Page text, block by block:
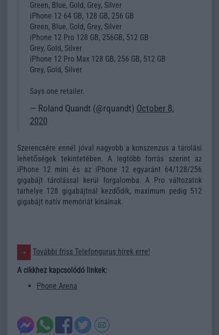
Green, Blue, Gold, Grey, Silver
iPhone 12 64 GB, 128 GB, 256 GB
Green, Blue, Gold, Grey, Silver
iPhone 12 Pro 128 GB, 256GB, 512 GB
Grey, Gold, Silver
iPhone 12 Pro Max 128 GB, 256 GB, 512 GB
Grey, Gold, Silver
Says one retailer.
— Roland Quandt (@rquandt) October 8,
2020
Szerencsére ennél jóval nagyobb a konszenzus a tárolási
lehetőségek tekintetében. A legtöbb forrás szerint az
iPhone 12 mini és az iPhone 12 egyaránt 64/128/256
gigabájt tárolással kerül forgalomba. A Pro változatok
tárhelye 128 gigabájtnál kezdődik, maximum pedig 512
gigabájt natív memóriát kínálnak.
További friss Telefongurus hírek erre!
A cikkhez kapcsolódó linkek:
Phone Arena